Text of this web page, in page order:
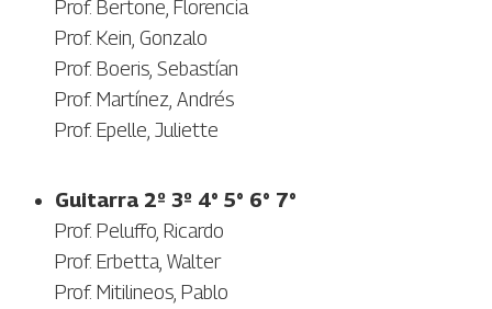
Prof. Bertone, Florencia
Prof. Kein, Gonzalo
Prof. Boeris, Sebastían
Prof. Martínez, Andrés
Prof. Epelle, Juliette
Guitarra 2º 3º 4° 5° 6° 7°
Prof. Peluffo, Ricardo
Prof. Erbetta, Walter
Prof. Mitilineos, Pablo